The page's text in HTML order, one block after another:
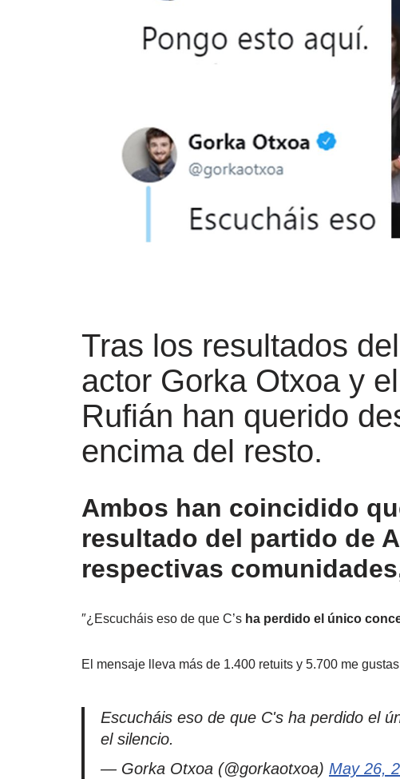
Tras los resultados
actor Gorka Otxoa y
Rufián han querido
encima del resto.
Ambos han coincidido
resultado del partido de
respectivas
″¿Escucháis eso de que C’s ha perdido el único
El mensaje lleva más de 1.400 retuits y 5.700 me
Escucháis eso de que C's ha perdido el
el silencio.
— Gorka Otxoa (@gorkaotxoa) May 26,